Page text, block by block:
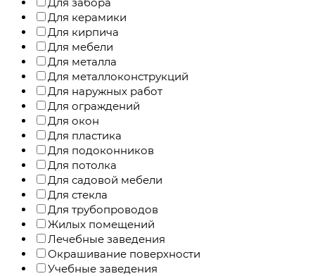
Для керамики
Для кирпича
Для мебели
Для металла
Для металлоконструкций
Для наружных работ
Для ограждений
Для окон
Для пластика
Для подоконников
Для потолка
Для садовой мебели
Для стекла
Для трубопроводов
Жилых помещений
Лечебные заведения
Окрашивание поверхности
Учебные заведения